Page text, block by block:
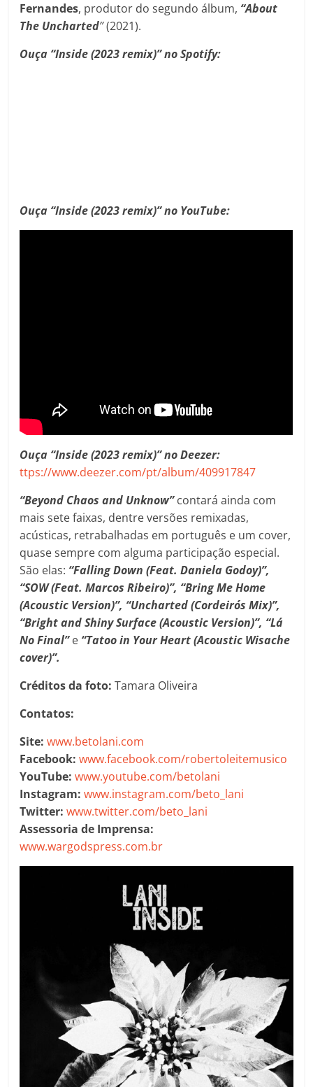
Fernandes, produtor do segundo álbum, “About
The Uncharted”(2021).
Ouça “Inside (2023 remix)” no Spotify:
Ouça “Inside (2023 remix)” no YouTube:
Ouça “Inside (2023 remix)” no Deezer:
ttps://www.deezer.com/pt/album/409917847
“Beyond Chaos and Unknow”contará ainda com
mais sete faixas, dentre versões remixadas,
acústicas, retrabalhadas em português e um cover,
quase sempre com alguma participação especial.
São elas: “Falling Down (Feat. Daniela Godoy)”,
“SOW (Feat. Marcos Ribeiro)”, “Bring Me Home
(Acoustic Version)”, “Uncharted (Cordeiro´s Mix)”,
“Bright and Shiny Surface (Acoustic Version)”, “Lá
No Final” e “Tatoo in Your Heart (Acoustic Wisache
cover)”.
Créditos da foto:Tamara Oliveira
Contatos:
Site:www.betolani.com
Facebook:www.facebook.com/robertoleitemusico
YouTube:www.youtube.com/betolani
Instagram:www.instagram.com/beto_lani
Twitter: www.twitter.com/beto_lani
Assessoria de Imprensa:
www.wargodspress.com.br